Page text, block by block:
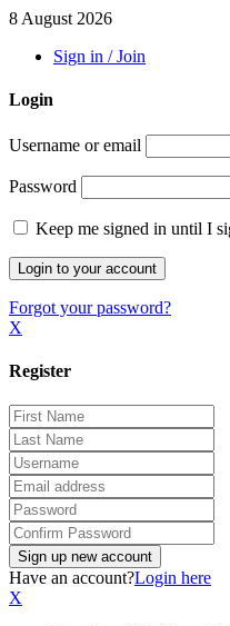
8 August 2026
Sign in / Join
Login
Username or email
Password
Keep me signed in until I
Forgot your password?
X
Register
Have an account?Login here
X